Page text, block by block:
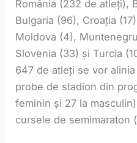
România (232 de atleți),
Bulgaria (96), Croația
Moldova (4),
Slovenia (33) și Turcia
647 de atleți se vor
probe de stadion din
feminin și 27 la
cursele de semimaraton